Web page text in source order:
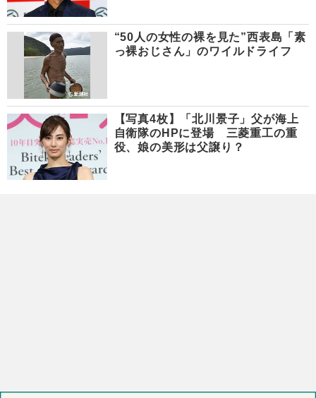
“50人の女性の裸を見た”西表島「素
っ裸おじさん」のワイルドライフ
【写真4枚】「北川景子」父が海上
自衛隊のHPに登場 三菱重工の重
役、娘の美形は父譲り？